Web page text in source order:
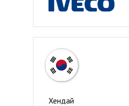
Хендай